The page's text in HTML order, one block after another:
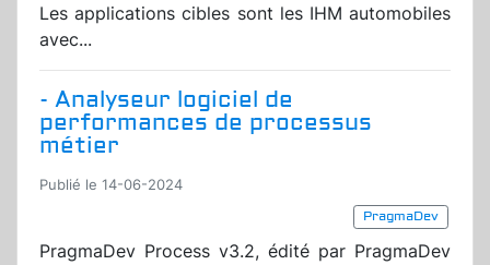
Les applications cibles sont les IHM automobiles
avec...
- Analyseur logiciel de
performances de processus
métier
Publié le 14-06-2024
PragmaDev
PragmaDev Process v3.2, édité par PragmaDev